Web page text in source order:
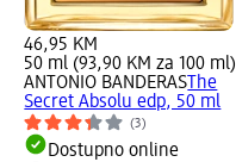
46,95 KM
50 ml (93,90 KM za 100 ml)
ANTONIO BANDERAS The
Secret Absolu edp, 50 ml
(3)
Dostupno online